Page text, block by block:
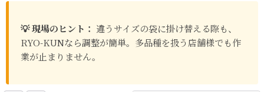
💡 現場のヒント： 違うサイズの袋に掛け替える際も、
RYO-KUNなら調整が簡単。多品種を扱う店舗様でも作
業が止まりません。